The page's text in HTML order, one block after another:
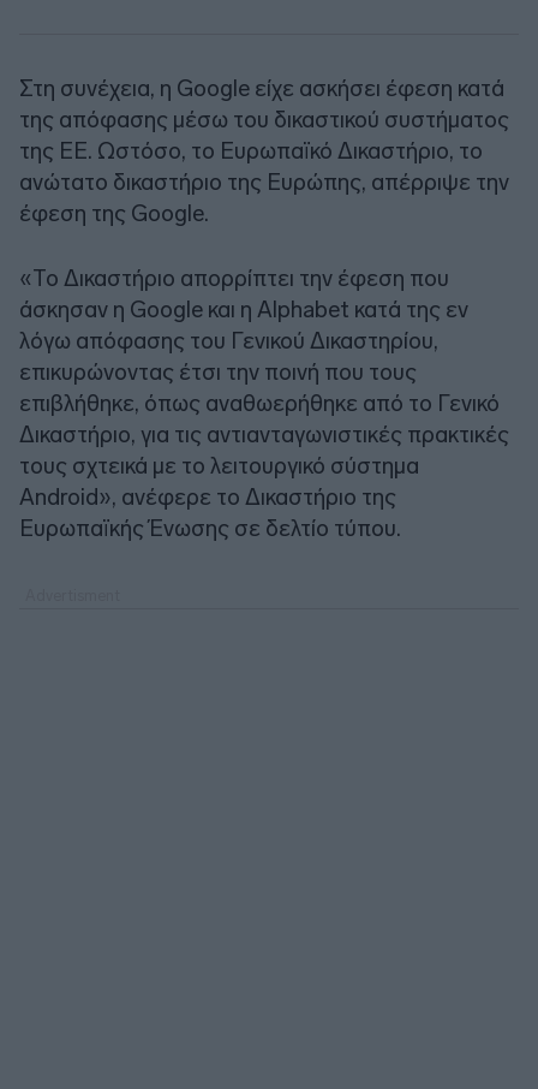
Στη συνέχεια, η Google είχε ασκήσει έφεση κατά
της απόφασης μέσω του δικαστικού συστήματος
της ΕΕ. Ωστόσο, το Ευρωπαϊκό Δικαστήριο, το
ανώτατο δικαστήριο της Ευρώπης, απέρριψε την
έφεση της Google.
«Το Δικαστήριο απορρίπτει την έφεση που
άσκησαν η Google και η Alphabet κατά της εν
λόγω απόφασης του Γενικού Δικαστηρίου,
επικυρώνοντας έτσι την ποινή που τους
επιβλήθηκε, όπως αναθωερήθηκε από το Γενικό
Δικαστήριο, για τις αντιανταγωνιστικές πρακτικές
τους σχτεικά με το λειτουργικό σύστημα
Android», ανέφερε το Δικαστήριο της
Ευρωπαϊκής Ένωσης σε δελτίο τύπου.